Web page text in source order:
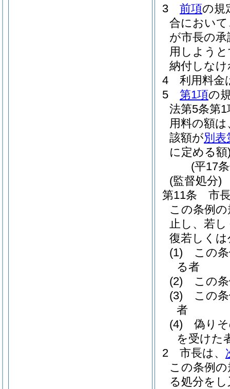
3
前項の規
合において
が市長の
用しよう
納付しな
4
利用料金
5
第1項の
法第5条第
用料の額
該額が別表
に定める額
(平17
(監督処分)
第11条
市
この条例
止し、若
復若しく
(1)
この
る者
(2)
この
(3)
この
者
(4)
偽り
を受けた
2
市長は、
この条例
る処分を